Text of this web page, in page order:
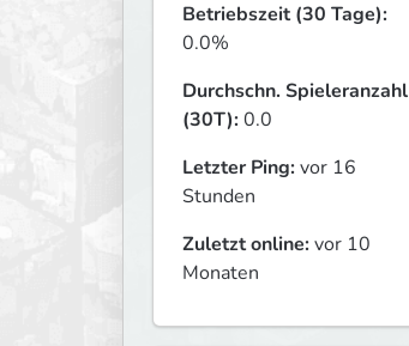
Betriebszeit (30 Tage):
0.0%
Durchschn. Spieleranzahl
(30T):0.0
Letzter Ping:vor 16
Stunden
Zuletzt online:vor 10
Monaten